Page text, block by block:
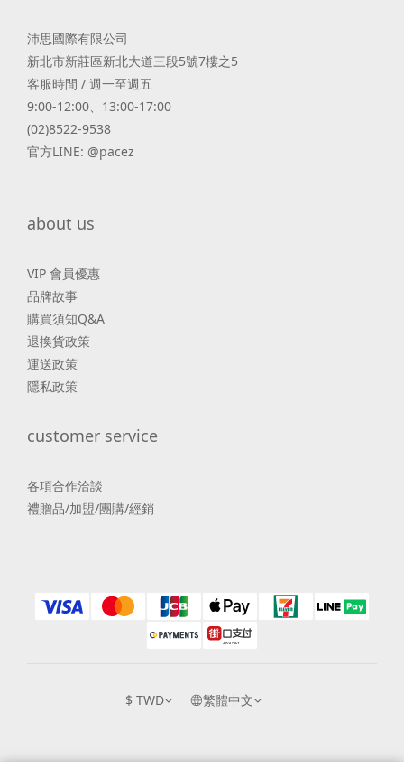
沛思國際有限公司
新北市新莊區新北大道三段5號7樓之5
客服時間 / 週一至週五
9:00-12:00、13:00-17:00
(02)8522-9538
官方LINE: @pacez
about us
VIP 會員優惠
品牌故事
購買須知Q&A
退換貨政策
運送政策
隱私政策
customer service
各項合作洽談
禮贈品/加盟/團購/經銷
$ TWD 繁體中文